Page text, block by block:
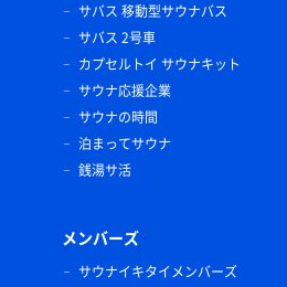
サバス 移動型サウナバス
サバス 2号車
カプセルトイ サウナキット
サウナ応援企業
サウナの時間
泊まってサウナ
銭湯サ活
メンバーズ
サウナイキタイメンバーズ